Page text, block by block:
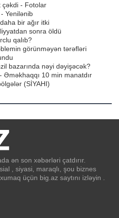
çəkdi - Fotolar
Yenilənib
bir ağır itki
sonra öldü
qalıb?
görünməyən tərəfləri
bazarında nəyi dəyişəcək?
Əməkhaqqı 10 min manatdır
(SİYAHI)
ən son xəbərləri çatdırır.
, siyasi, maraqlı, şou biznes
üçün big.az saytını izləyin .